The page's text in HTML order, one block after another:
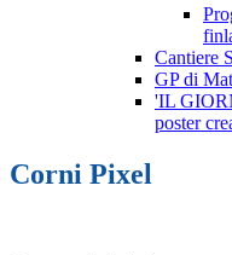
Cantiere
GP di
'IL
poster
Corni Pixel